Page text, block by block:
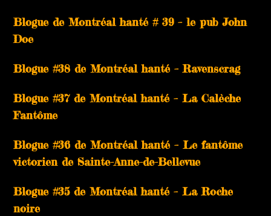
Blogue de Montréal hanté # 39 – le pub John
Doe
Blogue #38 de Montréal hanté – Ravenscrag
Blogue #37 de Montréal hanté – La Calèche
Fantôme
Blogue #36 de Montréal hanté – Le fantôme
victorien de Sainte-Anne-de-Bellevue
Blogue #35 de Montréal hanté – La Roche
noire